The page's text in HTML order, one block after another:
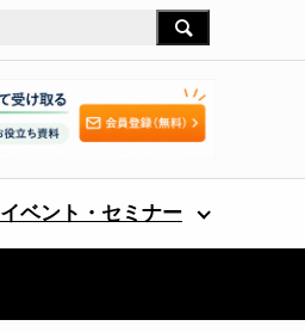
イベント・セミナー